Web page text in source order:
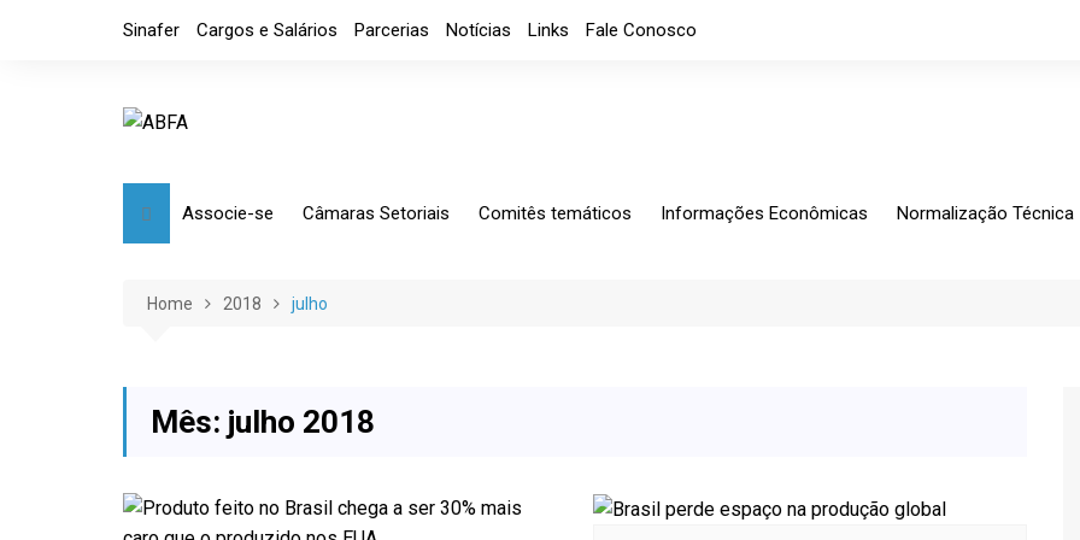
Sinafer Cargos e Salários Parcerias Notícias Links Fale Conosco
Associe-se
Requerimento
Câmaras Setoriais
Artefatos Metálicos
Ferramentas de Usinagem
Comitês temáticos Informações Econômicas
Máquinas e Equipamentos
Normalização Técnica
Home 2018 julho
Mês: julho 2018